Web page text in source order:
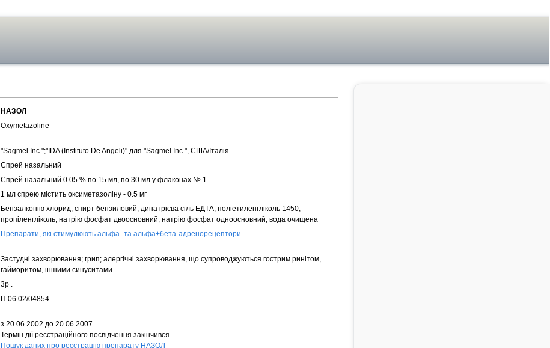
НАЗОЛ
Oxymetazoline
"Sagmel Inc.";"IDA (Instituto De Angeli)" для "Sagmel Inc.", США/Італія
Спрей назальний
Спрей назальний 0.05 % по 15 мл, по 30 мл у флаконах № 1
1 мл спрею містить оксиметазоліну - 0.5 мг
Бензалконію хлорид, спирт бензиловий, динатрієва сіль ЕДТА, поліетиленгліколь 1450,
пропіленгліколь, натрію фосфат двоосновний, натрію фосфат одноосновний, вода очищена
Препарати, які стимулюють альфа- та альфа+бета-адренорецептори
Застудні захворювання; грип; алергічні захворювання, що супроводжуються гострим ринітом,
гайморитом, іншими синуситами
3р .
П.06.02/04854
з 20.06.2002 до 20.06.2007
Термін дії реєстраційного посвідчення закінчився.
Пошук даних про реєстрацію препарату НАЗОЛ